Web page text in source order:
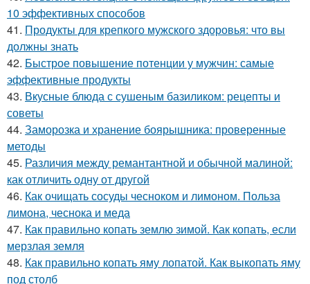
10 эффективных способов
41. Продукты для крепкого мужского здоровья: что вы
должны знать
42. Быстрое повышение потенции у мужчин: самые
эффективные продукты
43. Вкусные блюда с сушеным базиликом: рецепты и
советы
44. Заморозка и хранение боярышника: проверенные
методы
45. Различия между ремантантной и обычной малиной:
как отличить одну от другой
46. Как очищать сосуды чесноком и лимоном. Польза
лимона, чеснока и меда
47. Как правильно копать землю зимой. Как копать, если
мерзлая земля
48. Как правильно копать яму лопатой. Как выкопать яму
под столб